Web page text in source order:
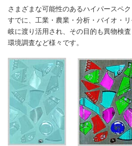
さまざまな可能性のあるハイパースペ
すでに、工業・農業・分析・バイオ・
岐に渡り活用され、その目的も異物検
環境調査など様々です。